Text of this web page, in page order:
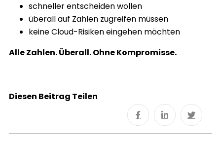
schneller entscheiden wollen
überall auf Zahlen zugreifen müssen
keine Cloud-Risiken eingehen möchten
Alle Zahlen. Überall. Ohne Kompromisse.
Diesen Beitrag Teilen